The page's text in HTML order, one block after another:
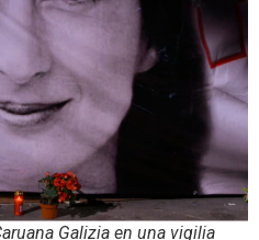
Galizia en una vigilia